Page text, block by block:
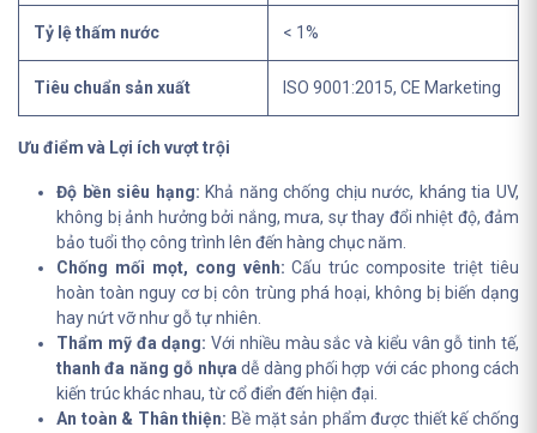
Tỷ lệ thấm nước < 1%
Tiêu chuẩn sản xuất ISO 9001:2015, CE Marketing
Ưu điểm và Lợi ích vượt trội
Độ bền siêu hạng: Khả năng chống chịu nước, kháng tia UV,
không bị ảnh hưởng bởi nắng, mưa, sự thay đổi nhiệt độ, đảm
bảo tuổi thọ công trình lên đến hàng chục năm.
Chống mối mọt, cong vênh: Cấu trúc composite triệt tiêu
hoàn toàn nguy cơ bị côn trùng phá hoại, không bị biến dạng
hay nứt vỡ như gỗ tự nhiên.
Thẩm mỹ đa dạng: Với nhiều màu sắc và kiểu vân gỗ tinh tế,
thanh đa năng gỗ nhựa dễ dàng phối hợp với các phong cách
kiến trúc khác nhau, từ cổ điển đến hiện đại.
An toàn & Thân thiện: Bề mặt sản phẩm được thiết kế chống